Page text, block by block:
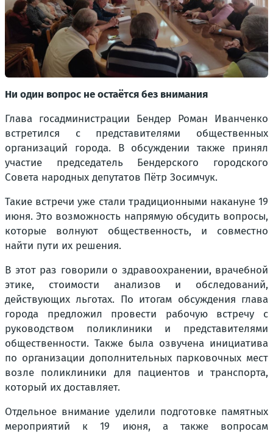
Ни один вопрос не остаётся без внимания
Глава госадминистрации Бендер Роман Иванченко
встретился с представителями общественных
организаций города. В обсуждении также принял
участие председатель Бендерского городского
Совета народных депутатов Пётр Зосимчук.
Такие встречи уже стали традиционными накануне 19
июня. Это возможность напрямую обсудить вопросы,
которые волнуют общественность, и совместно
найти пути их решения.
В этот раз говорили о здравоохранении, врачебной
этике, стоимости анализов и обследований,
действующих льготах. По итогам обсуждения глава
города предложил провести рабочую встречу с
руководством поликлиники и представителями
общественности. Также была озвучена инициатива
по организации дополнительных парковочных мест
возле поликлиники для пациентов и транспорта,
который их доставляет.
Отдельное внимание уделили подготовке памятных
мероприятий к 19 июня, а также вопросам